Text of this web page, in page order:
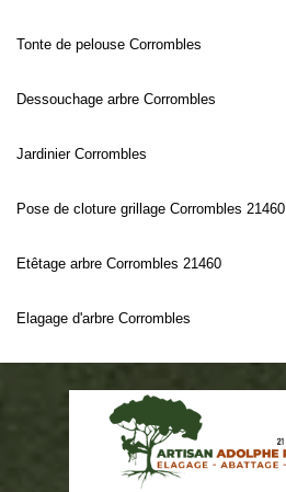
Tonte de pelouse Corrombles
Dessouchage arbre Corrombles
Jardinier Corrombles
Pose de cloture grillage Corrombles 21460
Etêtage arbre Corrombles 21460
Elagage d'arbre Corrombles